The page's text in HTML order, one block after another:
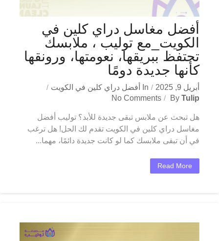
أفضل مغاسل دراي كلين في
الكويت_مع توليب ، ملابسك
تحتفظ ببريقها، نعومتها، ورونقها
كأنها جديدة دومًا
أبريل 9, 2025 In
أفضل دراي كلين في الكويت
By Tulip
No Comments
هل تبحث عن ملابس تبقى جديدة للأبد؟ توليب أفضل
مغاسل دراي كلين في الكويت تقدم لك الحل! هل ترغب
في أن تبقى ملابسك كما لو كانت جديدة دائمًا، مهما...
Read More